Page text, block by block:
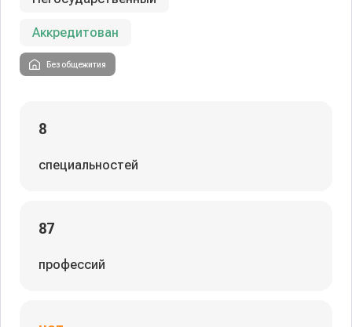
Аккредитован
Без общежития
8
специальностей
87
профессий